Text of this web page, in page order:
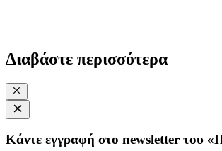
Διαβάστε περισσότερα
Κάντε εγγραφή στο newsletter του